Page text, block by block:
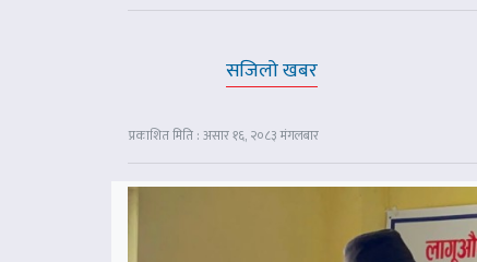
सजिलो खबर
प्रकाशित मिति : असार १६, २०८३ मंगलबार